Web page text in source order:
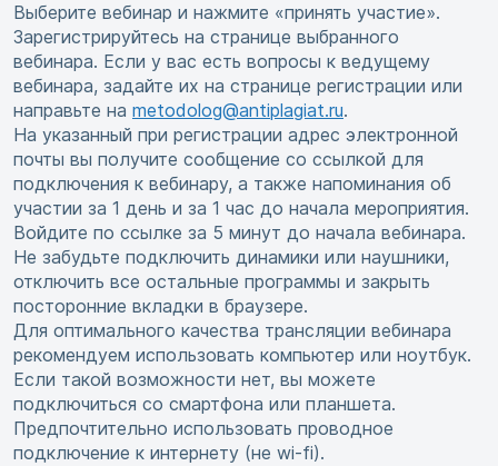
Выберите вебинар и нажмите «принять участие».
Зарегистрируйтесь на странице выбранного
вебинара. Если у вас есть вопросы к ведущему
вебинара, задайте их на странице регистрации или
направьте на metodolog@antiplagiat.ru.
На указанный при регистрации адрес электронной
почты вы получите сообщение со ссылкой для
подключения к вебинару, а также напоминания об
участии за 1 день и за 1 час до начала мероприятия.
Войдите по ссылке за 5 минут до начала вебинара.
Не забудьте подключить динамики или наушники,
отключить все остальные программы и закрыть
посторонние вкладки в браузере.
Для оптимального качества трансляции вебинара
рекомендуем использовать компьютер или ноутбук.
Если такой возможности нет, вы можете
подключиться со смартфона или планшета.
Предпочтительно использовать проводное
подключение к интернету (не wi-fi).